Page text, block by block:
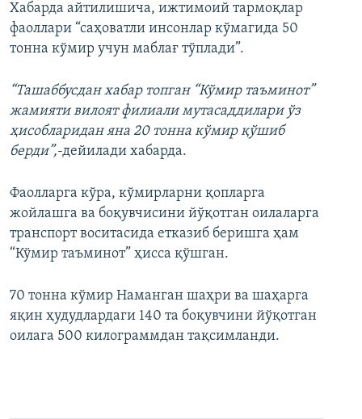
Хабарда айтилишича, ижтимоий тармоқлар
фаоллари “саҳоватли инсонлар кўмагида 50
тонна кўмир учун маблағ тўплади”.
“Ташаббусдан хабар топган “Кўмир таъминот”
жамияти вилоят филиали мутасаддилари ўз
ҳисобларидан яна 20 тонна кўмир қўшиб
берди”,-дейилади хабарда.
Фаолларга кўра, кўмирларни қопларга
жойлашга ва боқувчисини йўқотган оилаларга
транспорт воситасида етказиб беришга ҳам
“Кўмир таъминот” ҳисса қўшган.
70 тонна кўмир Наманган шаҳри ва шаҳарга
яқин ҳудудлардаги 140 та боқувчини йўқотган
оилага 500 килограммдан тақсимланди.